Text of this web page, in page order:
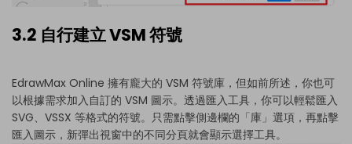
3.2 自行建立 VSM 符號
EdrawMax Online 擁有龐大的 VSM 符號庫，但如前所述，你也可
以根據需求加入自訂的 VSM 圖示。透過匯入工具，你可以輕鬆匯入
SVG、VSSX 等格式的符號。只需點擊側邊欄的「庫」選項，再點擊
匯入圖示，新彈出視窗中的不同分頁就會顯示選擇工具。